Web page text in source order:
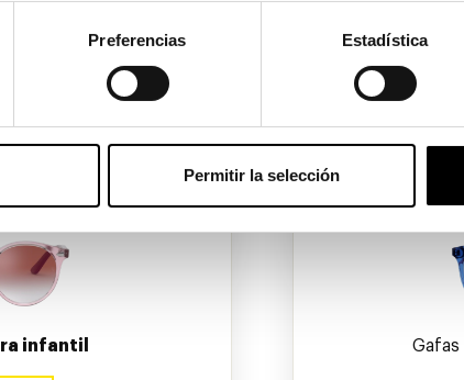
Preferencias Estadística
Permitir la selección
infantil Gafas